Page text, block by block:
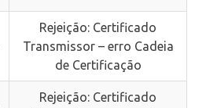
Rejeição: Certificado
Transmissor – erro Cadeia
de Certificação
Rejeição: Certificado